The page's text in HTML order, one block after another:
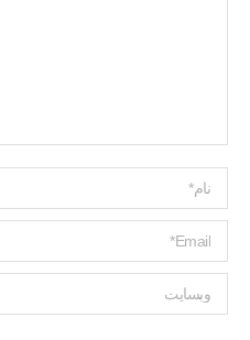
Name *
ایمیل *
وبسایت